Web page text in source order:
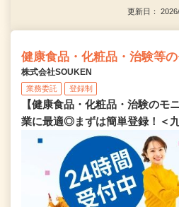
更新日：
健康食品・化粧品・治験等
株式会社SOUKEN
業務委託 登録制
【健康食品・化粧品・治験のモ
業に最適◎まずは簡単登録！＜